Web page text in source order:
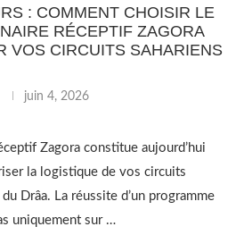
: COMMENT CHOISIR LE
RÉCEPTIF ZAGORA
VOS CIRCUITS SAHARIENS
juin 4, 2026
Zagora constitue aujourd’hui
la logistique de vos circuits
Drâa. La réussite d’un programme
uniquement sur …